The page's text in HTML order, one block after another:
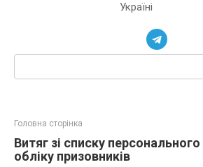
Україні
Головна сторінка
Витяг зі списку
обліку призовників